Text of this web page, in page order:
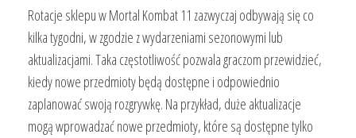
Rotacje sklepu w Mortal Kombat 11 zazwyczaj odbywają się co
kilka tygodni, w zgodzie z wydarzeniami sezonowymi lub
aktualizacjami. Taka częstotliwość pozwala graczom przewidzieć,
kiedy nowe przedmioty będą dostępne i odpowiednio
zaplanować swoją rozgrywkę. Na przykład, duże aktualizacje
mogą wprowadzać nowe przedmioty, które są dostępne tylko